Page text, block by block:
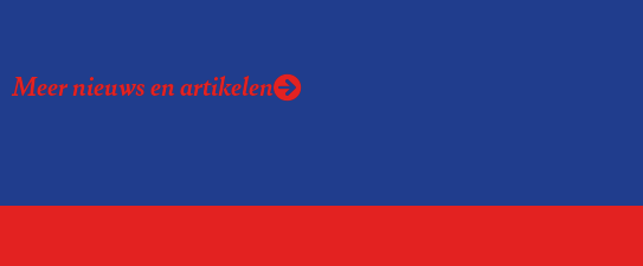
rond het eigen werk. Dat kost journalisten tijd,
Meer nieuws en artikelen